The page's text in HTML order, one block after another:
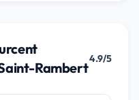
Rambert
4.9/5